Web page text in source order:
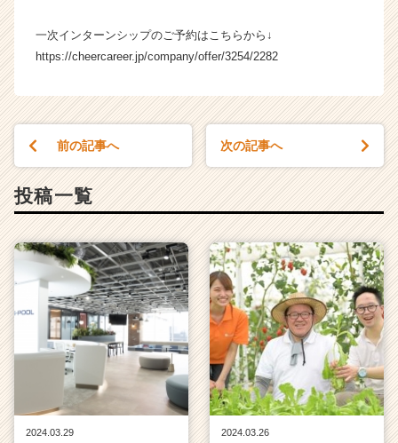
一次インターンシップのご予約はこちらから↓
https://cheercareer.jp/company/offer/3254/2282
前の記事へ 次の記事へ
投稿一覧
2024.03.29
2024.03.26